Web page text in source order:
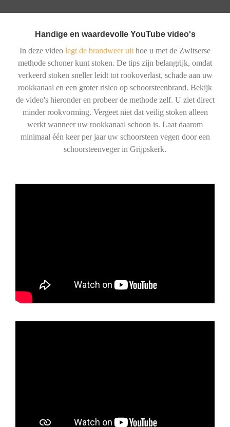
Handige en waardevolle YouTube video's
In deze video legt de brandweer uit hoe u met de Zwitserse
methode schoner kunt stoken. De tips zijn belangrijk, omdat
verkeerd stoken sneller leidt tot rookoverlast, schade aan uw
rookkanaal en een groter risico op schoorsteenbrand. Bekijk
de video's hieronder en probeer de methode zelf. U ziet direct
minder rookvorming. Vergeet niet dat veilig stoken alleen
werkt wanneer uw rookkanaal schoon is. Laat daarom
minimaal één keer per jaar uw schoorsteen vegen door een
schoorsteenveger in Grijpskerk.